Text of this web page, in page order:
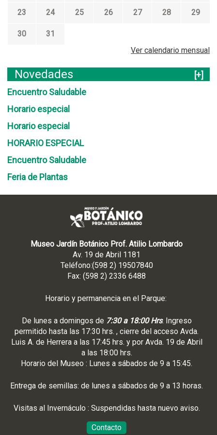
23 24 25 26 27 28 29
30
31
Ver calendario mensual
Novedades
[+]
Encuentro Saludable
Horario especial
Horario especial
HORARIO ESPECIAL
Encuentro Saludable
Feria de Plantas
Museo Jardín Botánico Prof. Atilio Lombardo
Av. 19 de Abril 1181
Teléfono:(598 2) 19507840
Fax: (598 2) 2336 6488
Horario y permanencia en el Parque:
De lunes a domingos de 7:30 a 18:00 Hrs. Ingreso
permitido hasta las 17:30 hrs. , cierre del acceso Avda.
Luis A. de Herrera a las 17:45 hrs. y por Avda. 19 de Abril
a las 18:00 hrs.
Horario del Museo : Lunes a sábados de 9 a 15:45.
Entrega de semillas: de lunes a sábados de 9 a 13 horas.
Visitas al Invernáculo : Suspendidas hasta nuevo aviso.
Contacto